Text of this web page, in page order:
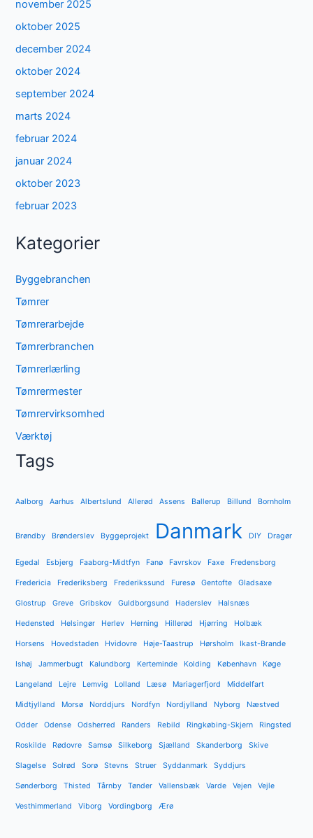
november 2025
oktober 2025
december 2024
oktober 2024
september 2024
marts 2024
februar 2024
januar 2024
oktober 2023
februar 2023
Kategorier
Byggebranchen
Tømrer
Tømrerarbejde
Tømrerbranchen
Tømrerlærling
Tømrermester
Tømrervirksomhed
Værktøj
Tags
Aalborg Aarhus Albertslund Allerød Assens Ballerup Billund Bornholm
Brøndby Brønderslev Byggeprojekt Danmark DIY Dragør
Egedal Esbjerg Faaborg-Midtfyn Fanø Favrskov Faxe Fredensborg
Fredericia Frederiksberg Frederikssund Furesø Gentofte Gladsaxe
Glostrup Greve Gribskov Guldborgsund Haderslev Halsnæs
Hedensted Helsingør Herlev Herning Hillerød Hjørring Holbæk
Horsens Hovedstaden Hvidovre Høje-Taastrup Hørsholm Ikast-Brande
Ishøj Jammerbugt Kalundborg Kerteminde Kolding København Køge
Langeland Lejre Lemvig Lolland Læsø Mariagerfjord Middelfart
Midtjylland Morsø Norddjurs Nordfyn Nordjylland Nyborg Næstved
Odder Odense Odsherred Randers Rebild Ringkøbing-Skjern Ringsted
Roskilde Rødovre Samsø Silkeborg Sjælland Skanderborg Skive
Slagelse Solrød Sorø Stevns Struer Syddanmark Syddjurs
Sønderborg Thisted Tårnby Tønder Vallensbæk Varde Vejen Vejle
Vesthimmerland Viborg Vordingborg Ærø